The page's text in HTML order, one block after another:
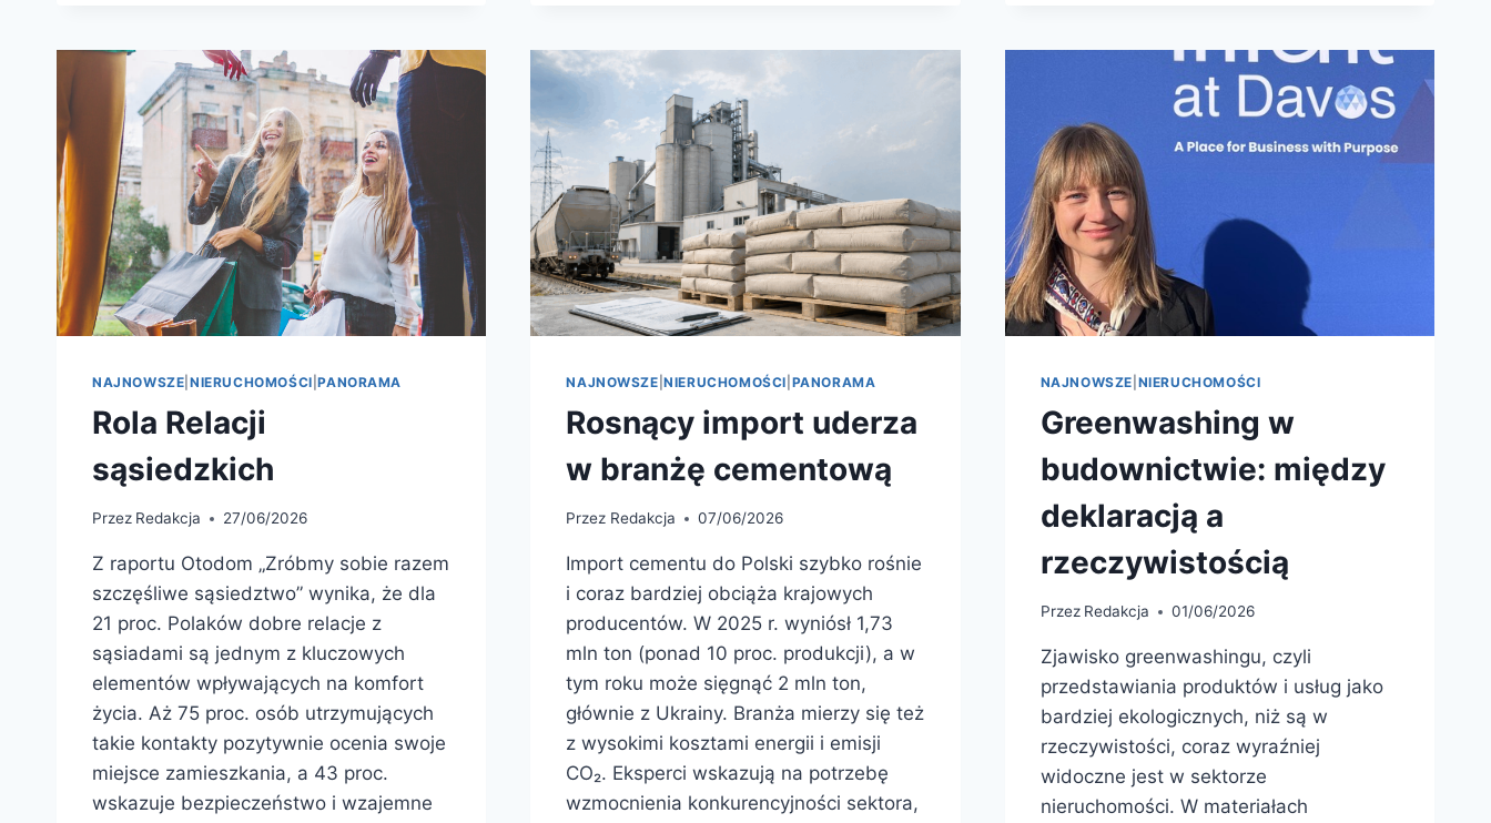
NAJNOWSZE NIERUCHOMOŚCI |PANORAMA
Rola Relacji
sąsiedzkich
Przez Redakcja 27/06/2026
Z raportu Otodom „Zróbmy sobie razem
szczęśliwe sąsiedztwo” wynika, że dla
21 proc. Polaków dobre relacje z
sąsiadami są jednym z kluczowych
elementów wpływających na komfort
życia. Aż 75 proc. osób utrzymujących
takie kontakty pozytywnie ocenia swoje
miejsce zamieszkania, a 43 proc.
wskazuje bezpieczeństwo i wzajemne
NAJNOWSZE |NIERUCHOMOŚCI PANORAMA
Rosnący import uderza
w branżę cementową
Przez Redakcja 07/06/2026
Import cementu do Polski szybko rośnie
i coraz bardziej obciąża krajowych
producentów. W 2025 r. wyniósł 1,73
mln ton (ponad 10 proc. produkcji), a w
tym roku może sięgnąć 2 mln ton,
głównie z Ukrainy. Branża mierzy się też
z wysokimi kosztami energii i emisji
CO₂. Eksperci wskazują na potrzebę
wzmocnienia konkurencyjności sektora,
NAJNOWSZE NIERUCHOMOŚCI
Greenwashing w
budownictwie: między
deklaracją a
rzeczywistością
Przez Redakcja 01/06/2026
Zjawisko greenwashingu, czyli
przedstawiania produktów i usług jako
bardziej ekologicznych, niż są w
rzeczywistości, coraz wyraźniej
widoczne jest w sektorze
nieruchomości. W materiałach